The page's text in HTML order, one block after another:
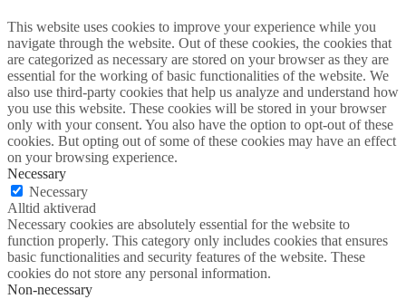
This website uses cookies to improve your experience while you
navigate through the website. Out of these cookies, the cookies that
are categorized as necessary are stored on your browser as they are
essential for the working of basic functionalities of the website. We
also use third-party cookies that help us analyze and understand how
you use this website. These cookies will be stored in your browser
only with your consent. You also have the option to opt-out of these
cookies. But opting out of some of these cookies may have an effect
on your browsing experience.
Necessary
Necessary
Alltid aktiverad
Necessary cookies are absolutely essential for the website to
function properly. This category only includes cookies that ensures
basic functionalities and security features of the website. These
cookies do not store any personal information.
Non-necessary